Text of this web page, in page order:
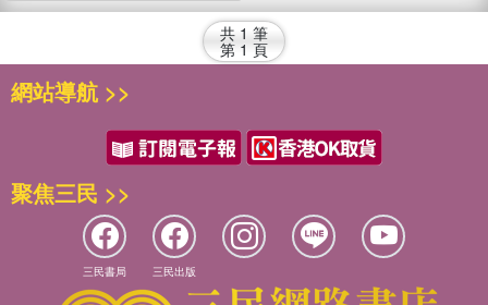
共 1 筆
第 1 頁
網站導航 >>
聚焦三民 >>
三民書局 三民出版